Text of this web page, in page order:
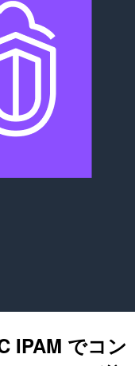
IPAM でコン